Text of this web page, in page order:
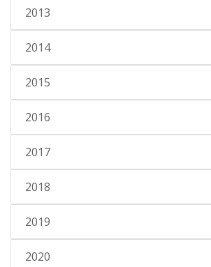
2013
2014
2015
2016
2017
2018
2019
2020